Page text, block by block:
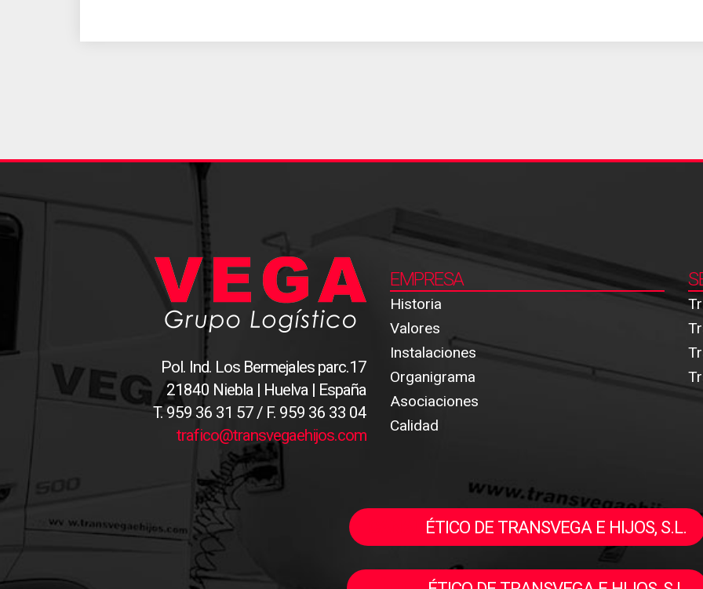
Pol. Ind. Los Bermejales parc.17
21840 Niebla | Huelva | España
T. 959 36 31 57 / F. 959 36 33 04
trafico@transvegaehijos.com
EMPRESA
Historia
Valores
Instalaciones
Organigrama
Asociaciones
Calidad
ÉTICO DE TRANSVEGA E HIJOS, S.L.